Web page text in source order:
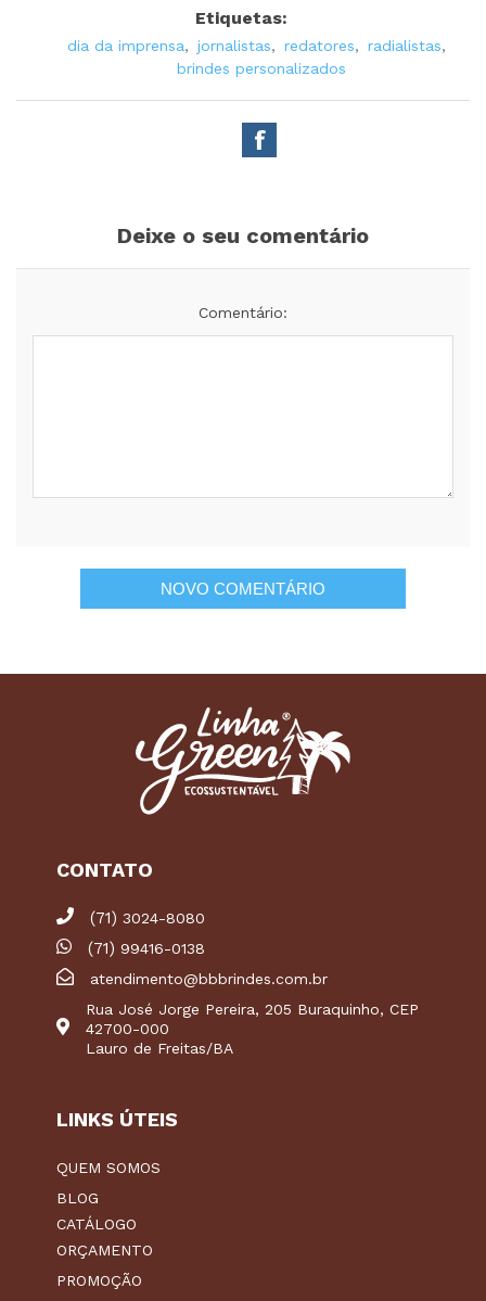
Etiquetas:
dia da imprensa, jornalistas, redatores, radialistas,
brindes personalizados
Deixe o seu comentário
Comentário:
CONTATO
(71) 3024-8080
(71) 99416-0138
atendimento@bbbrindes.com.br
Rua José Jorge Pereira, 205 Buraquinho, CEP
42700-000
Lauro de Freitas/BA
LINKS ÚTEIS
QUEM SOMOS
BLOG
CATÁLOGO
ORÇAMENTO
PROMOÇÃO